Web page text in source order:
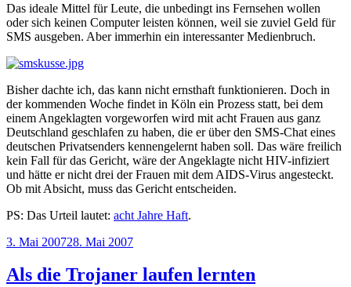
Das ideale Mittel für Leute, die unbedingt ins Fernsehen wollen
oder sich keinen Computer leisten können, weil sie zuviel Geld für
SMS ausgeben. Aber immerhin ein interessanter Medienbruch.
Bisher dachte ich, das kann nicht ernsthaft funktionieren. Doch in
der kommenden Woche findet in Köln ein Prozess statt, bei dem
einem Angeklagten vorgeworfen wird mit acht Frauen aus ganz
Deutschland geschlafen zu haben, die er über den SMS-Chat eines
deutschen Privatsenders kennengelernt haben soll. Das wäre freilich
kein Fall für das Gericht, wäre der Angeklagte nicht HIV-infiziert
und hätte er nicht drei der Frauen mit dem AIDS-Virus angesteckt.
Ob mit Absicht, muss das Gericht entscheiden.
PS: Das Urteil lautet: acht Jahre Haft.
Veröffentlicht
3. Mai 200728. Mai 2007
Als die Trojaner laufen lernten